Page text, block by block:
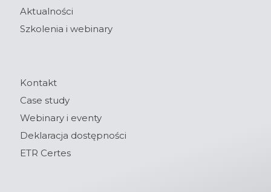
Aktualności
Szkolenia i webinary
Kontakt
Case study
Webinary i eventy
Deklaracja dostępności
ETR Certes